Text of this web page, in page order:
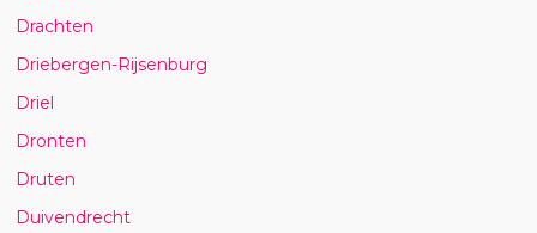
Drachten
Driebergen-Rijsenburg
Driel
Dronten
Druten
Duivendrecht